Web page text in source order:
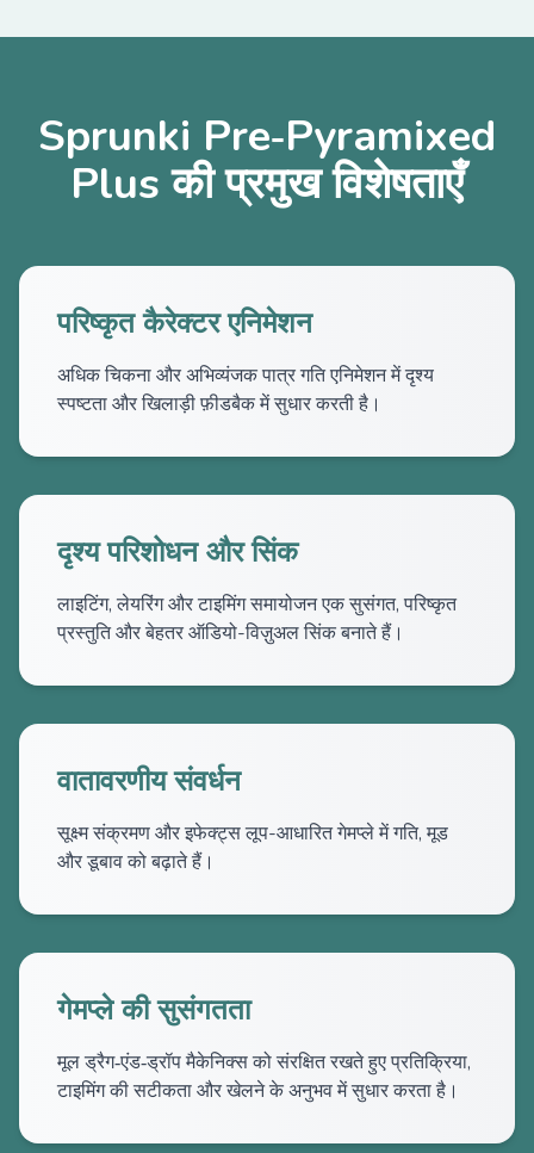
Sprunki Pre‑Pyramixed
Plus की प्रमुख विशेषताएँ
परिष्कृत कैरेक्टर एनिमेशन
अधिक चिकना और अभिव्यंजक पात्र गति एनिमेशन में दृश्य
स्पष्टता और खिलाड़ी फ़ीडबैक में सुधार करती है।
दृश्य परिशोधन और सिंक
लाइटिंग, लेयरिंग और टाइमिंग समायोजन एक सुसंगत, परिष्कृत
प्रस्तुति और बेहतर ऑडियो-विज़ुअल सिंक बनाते हैं।
वातावरणीय संवर्धन
सूक्ष्म संक्रमण और इफेक्ट्स लूप-आधारित गेमप्ले में गति, मूड
और डूबाव को बढ़ाते हैं।
गेमप्ले की सुसंगतता
मूल ड्रैग‑एंड‑ड्रॉप मैकेनिक्स को संरक्षित रखते हुए प्रतिक्रिया,
टाइमिंग की सटीकता और खेलने के अनुभव में सुधार करता है।